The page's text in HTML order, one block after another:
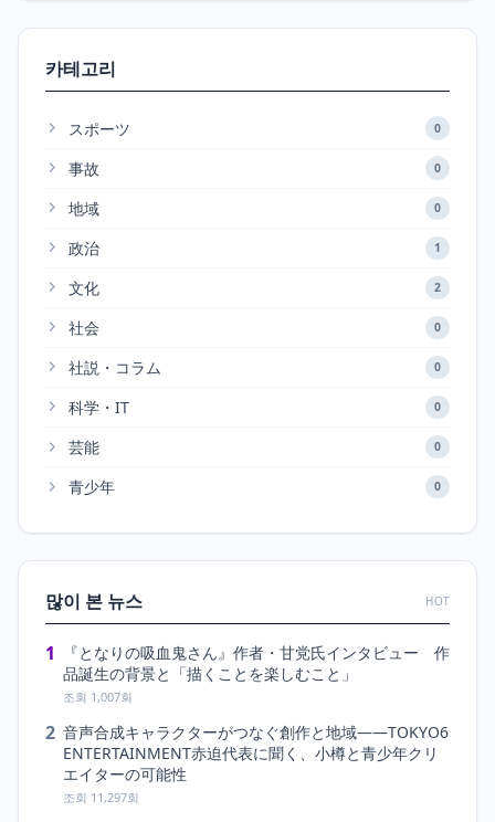
카테고리
スポーツ 0
事故 0
地域 0
政治 1
文化 2
社会 0
社説・コラム 0
科学・IT 0
芸能 0
青少年 0
많이 본 뉴스 HOT
1
『となりの吸血鬼さん』作者・甘党氏インタビュー 作
品誕生の背景と「描くことを楽しむこと」
조회 1,007회
2 音声合成キャラクターがつなぐ創作と地域――TOKYO6
ENTERTAINMENT赤迫代表に聞く、小樽と青少年クリ
エイターの可能性
조회 11,297회